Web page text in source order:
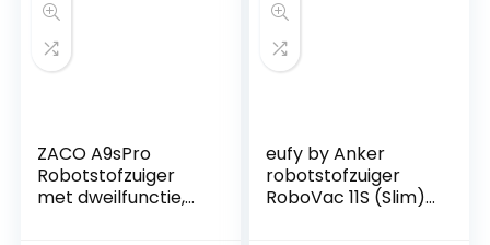
ZACO A9sPro
Robotstofzuiger
met dweilfunctie,
eufy by Anker
robotstofzuiger
RoboVac 11S (Slim)